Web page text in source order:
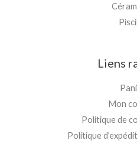
Liens
Mon
Politique de
Politique